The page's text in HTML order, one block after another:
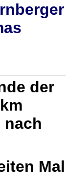
der
nach
Mal